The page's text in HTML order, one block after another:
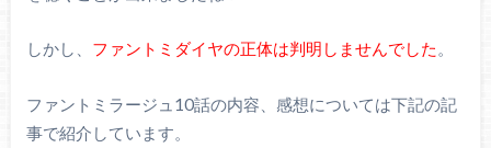
しかし、 ファントミダイヤの正体は判明しませんでした 。
ファントミラージュ10話の内容、感想については下記の記
事で紹介しています。